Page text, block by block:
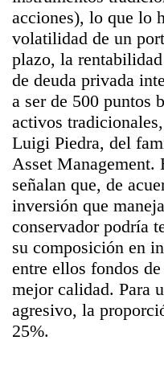
acciones), lo que lo
volatilidad de un
plazo, la
de deuda privada
a ser de 500 puntos
activos
Luigi Piedra, del
Asset Management.
señalan que, de
inversión que
conservador podría
su composición en
entre ellos fondos
mejor calidad. Para
agresivo, la
25%.